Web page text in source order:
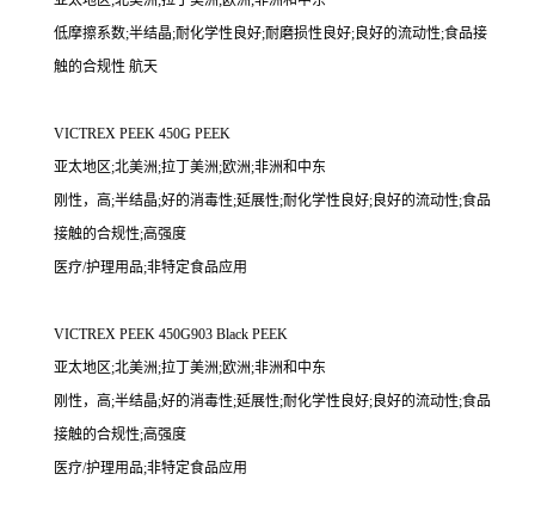
低摩擦系数;半结晶;耐化学性良好;耐磨损性良好;良好的流动性;食品接
触的合规性 航天
VICTREX PEEK 450G PEEK
亚太地区;北美洲;拉丁美洲;欧洲;非洲和中东
刚性，高;半结晶;好的消毒性;延展性;耐化学性良好;良好的流动性;食品
接触的合规性;高强度
医疗/护理用品;非特定食品应用
VICTREX PEEK 450G903 Black PEEK
亚太地区;北美洲;拉丁美洲;欧洲;非洲和中东
刚性，高;半结晶;好的消毒性;延展性;耐化学性良好;良好的流动性;食品
接触的合规性;高强度
医疗/护理用品;非特定食品应用